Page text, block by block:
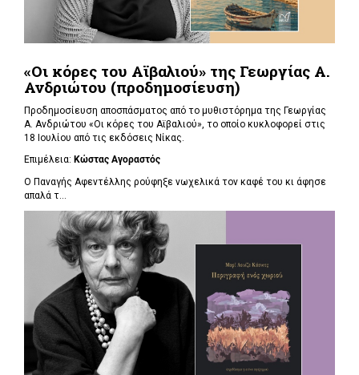
«Οι κόρες του Αϊβαλιού» της Γεωργίας Α.
Ανδριώτου (προδημοσίευση)
Προδημοσίευση αποσπάσματος από το μυθιστόρημα της Γεωργίας
Α. Ανδριώτου «Οι κόρες του Αϊβαλιού», το οποίο κυκλοφορεί στις
18 Ιουλίου από τις εκδόσεις Νίκας.
Επιμέλεια: Κώστας Αγοραστός
Ο Παναγής Αφεντέλλης ρούφηξε νωχελικά τον καφέ του κι άφησε
απαλά τ...